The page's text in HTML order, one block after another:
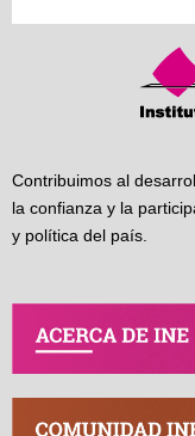
Contribuimos al
la confianza y la
y política del país.